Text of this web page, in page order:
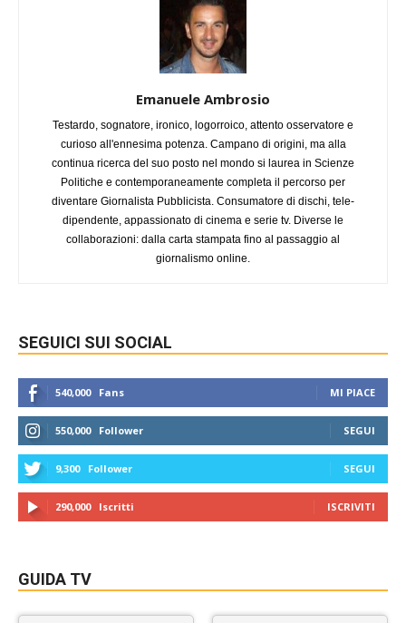
Emanuele Ambrosio
Testardo, sognatore, ironico, logorroico, attento osservatore e
curioso all'ennesima potenza. Campano di origini, ma alla
continua ricerca del suo posto nel mondo si laurea in Scienze
Politiche e contemporaneamente completa il percorso per
diventare Giornalista Pubblicista. Consumatore di dischi, tele-
dipendente, appassionato di cinema e serie tv. Diverse le
collaborazioni: dalla carta stampata fino al passaggio al
giornalismo online.
SEGUICI SUI SOCIAL
540,000 Fans MI PIACE
550,000 Follower SEGUI
9,300 Follower SEGUI
290,000 Iscritti ISCRIVITI
GUIDA TV